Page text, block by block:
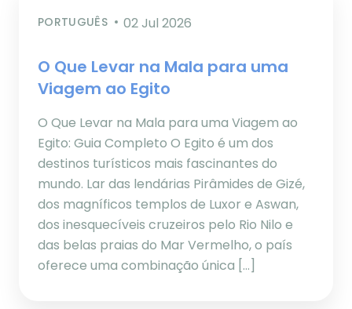
PORTUGUÊS 02 Jul 2026
O Que Levar na Mala para uma
Viagem ao Egito
O Que Levar na Mala para uma Viagem ao
Egito: Guia Completo O Egito é um dos
destinos turísticos mais fascinantes do
mundo. Lar das lendárias Pirâmides de Gizé,
dos magníficos templos de Luxor e Aswan,
dos inesquecíveis cruzeiros pelo Rio Nilo e
das belas praias do Mar Vermelho, o país
oferece uma combinação única […]